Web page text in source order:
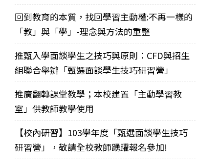
回到教育的本質，找回學習主動權:不再一樣的
「教」與「學」-理念與方法的重整
推甄入學面談學生之技巧與原則：CFD與招生
組聯合舉辦「甄選面談學生技巧研習營」
推廣翻轉課堂教學；本校建置「主動學習教
室」供教師教學使用
【校內研習】103學年度「甄選面談學生技巧
研習營」，敬請全校教師踴躍報名參加!